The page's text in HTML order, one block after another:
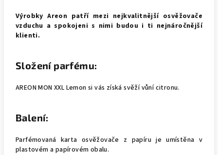
Výrobky Areon patří mezi nejkvalitnější osvěžovače
vzduchu a spokojeni s nimi budou i ti nejnáročnější
klienti.
Složení parfému:
AREON MON XXL Lemon si vás získá svěží vůní citronu.
Balení:
Parfémovaná karta osvěžovače z papíru je umístěna v
plastovém a papírovém obalu.